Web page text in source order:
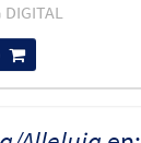
DIGITAL